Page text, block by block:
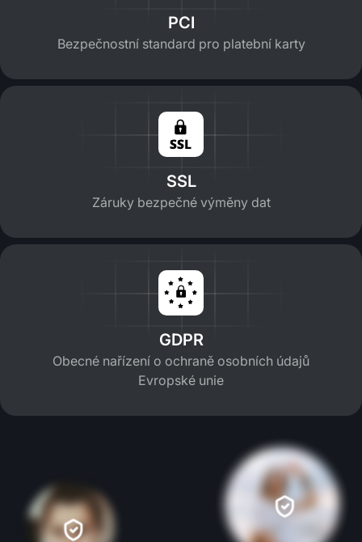
PCI
Bezpečnostní standard pro platební karty
SSL
Záruky bezpečné výměny dat
GDPR
Obecné nařízení o ochraně osobních údajů
Evropské unie